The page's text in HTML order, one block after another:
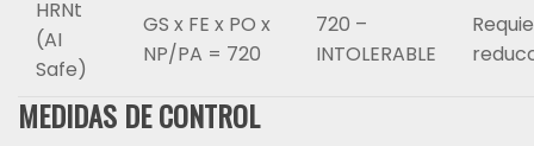
HRNt
(AI
Safe)
GS x FE x PO x
NP/PA = 720
720 –
INTOLERABLE
MEDIDAS DE CONTROL